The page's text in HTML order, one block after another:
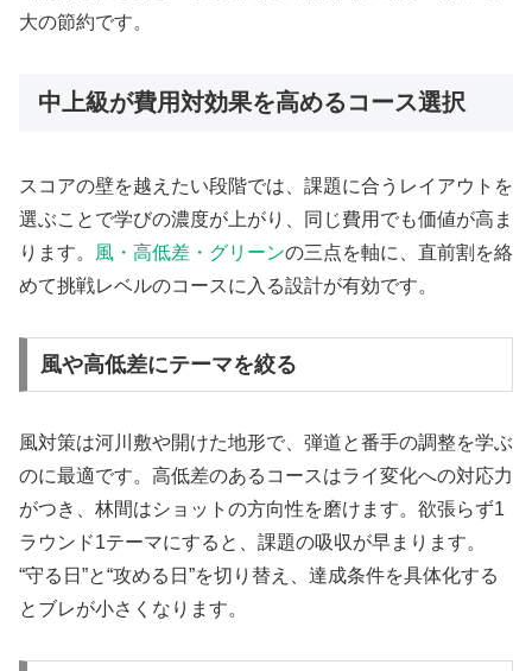
大の節約です。
中上級が費用対効果を高めるコース選択
スコアの壁を越えたい段階では、課題に合うレイアウトを
選ぶことで学びの濃度が上がり、同じ費用でも価値が高ま
ります。
風・高低差・グリーンの三点を軸に、直前割を絡
めて挑戦レベルのコースに入る設計が有効です。
風や高低差にテーマを絞る
風対策は河川敷や開けた地形で、弾道と番手の調整を学ぶ
のに最適です。高低差のあるコースはライ変化への対応力
がつき、林間はショットの方向性を磨けます。欲張らず1
ラウンド1テーマにすると、課題の吸収が早まります。
“守る日”と“攻める日”を切り替え、達成条件を具体化する
とブレが小さくなります。